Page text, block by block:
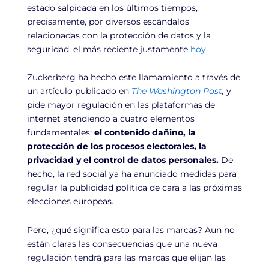
estado salpicada en los últimos tiempos,
precisamente, por diversos escándalos
relacionadas con la protección de datos y la
seguridad, el más reciente justamente hoy.
Zuckerberg ha hecho este llamamiento a través de
un artículo publicado en The Washington Post, y
pide mayor regulación en las plataformas de
internet atendiendo a cuatro elementos
fundamentales: el contenido dañino, la
protección de los procesos electorales, la
privacidad y el control de datos personales.De
hecho, la red social ya ha anunciado medidas para
regular la publicidad política de cara a las próximas
elecciones europeas.
Pero, ¿qué significa esto para las marcas? Aun no
están claras las consecuencias que una nueva
regulación tendrá para las marcas que elijan las